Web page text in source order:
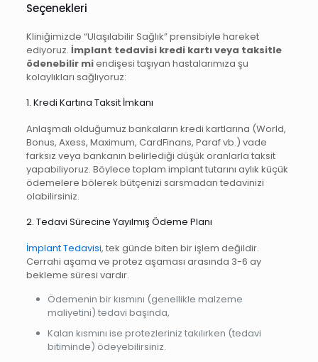
Seçenekleri
Kliniğimizde “Ulaşılabilir Sağlık” prensibiyle hareket
ediyoruz. İmplant tedavisi kredi kartı veya taksitle
ödenebilir miendişesi taşıyan hastalarımıza şu
kolaylıkları sağlıyoruz:
1. Kredi Kartına Taksit İmkanı
Anlaşmalı olduğumuz bankaların kredi kartlarına (World,
Bonus, Axess, Maximum, CardFinans, Paraf vb.) vade
farksız veya bankanın belirlediği düşük oranlarla taksit
yapabiliyoruz. Böylece toplam implant tutarını aylık küçük
ödemelere bölerek bütçenizi sarsmadan tedavinizi
olabilirsiniz.
2. Tedavi Sürecine Yayılmış Ödeme Planı
İmplant Tedavisi, tek günde biten bir işlem değildir.
Cerrahi aşama ve protez aşaması arasında 3-6 ay
bekleme süresi vardır.
Ödemenin bir kısmını (genellikle malzeme
maliyetini) tedavi başında,
Kalan kısmını ise protezleriniz takılırken (tedavi
bitiminde) ödeyebilirsiniz.